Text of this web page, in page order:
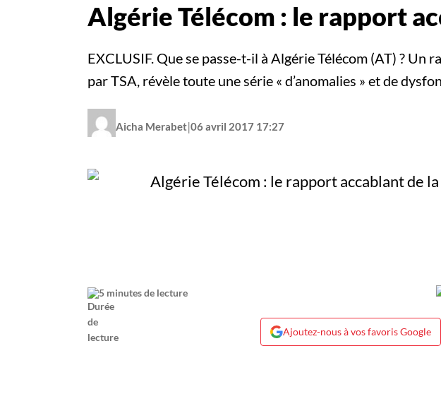
Algérie Télécom : le rapport
EXCLUSIF. Que se passe-t-il à Algérie Télécom (AT) ? Un
par TSA, révèle toute une série « d’anomalies » et de
Aicha Merabet|06 avril 2017 17:27
5 minutes de lecture
Ajoutez-nous à vos favoris Google